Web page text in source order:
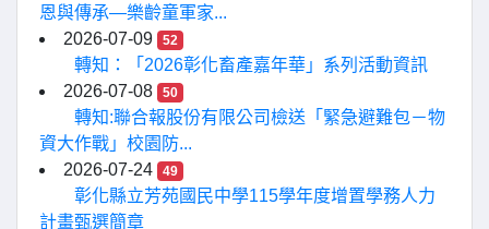
恩與傳承—樂齡童軍家...
2026-07-09
52
轉知：「2026彰化畜產嘉年華」系列活動資訊
2026-07-08
50
轉知:聯合報股份有限公司檢送「緊急避難包－物
資大作戰」校園防...
2026-07-24
49
彰化縣立芳苑國民中學115學年度增置學務人力
計畫甄選簡章